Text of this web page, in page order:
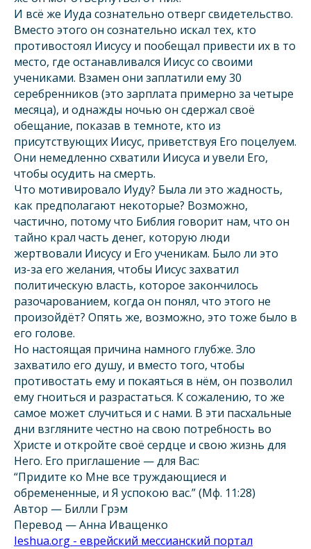
И всё же Иуда сознательно отверг свидетельство.
Вместо этого он сознательно искал тех, кто
противостоял Иисусу и пообещал привести их в то
место, где останавливался Иисус со своими
учениками. Взамен они заплатили ему 30
серебренников (это зарплата примерно за четыре
месяца), и однажды ночью он сдержал своё
обещание, показав в темноте, кто из
присутствующих Иисус, приветствуя Его поцелуем.
Они немедленно схватили Иисуса и увели Его,
чтобы осудить на смерть.
Что мотивировало Иуду? Была ли это жадность,
как предполагают некоторые? Возможно,
частично, потому что Библия говорит нам, что он
тайно крал часть денег, которую люди
жертвовали Иисусу и Его ученикам. Было ли это
из-за его желания, чтобы Иисус захватил
политическую власть, которое закончилось
разочарованием, когда он понял, что этого не
произойдёт? Опять же, возможно, это тоже было в
его голове.
Но настоящая причина намного глубже. Зло
захватило его душу, и вместо того, чтобы
противостать ему и покаяться в нём, он позволил
ему гноиться и разрастаться. К сожалению, то же
самое может случиться и с нами. В эти пасхальные
дни взгляните честно на свою потребность во
Христе и откройте своё сердце и свою жизнь для
Него. Его приглашение — для Вас:
“Придите ко Мне все труждающиеся и
обремененные, и Я успокою вас.” (Мф. 11:28)
Автор — Билли Грэм
Перевод — Анна Иващенко
Ieshua.org - еврейский мессианский портал